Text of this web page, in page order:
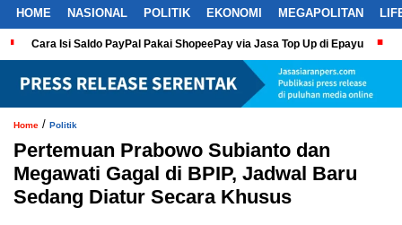
HOME NASIONAL POLITIK EKONOMI MEGAPOLITAN
Cara Isi Saldo PayPal Pakai ShopeePay via Jasa Top Up di Epayu
Home / Politik
Pertemuan Prabowo Subianto dan
Megawati Gagal di BPIP, Jadwal Baru
Sedang Diatur Secara Khusus